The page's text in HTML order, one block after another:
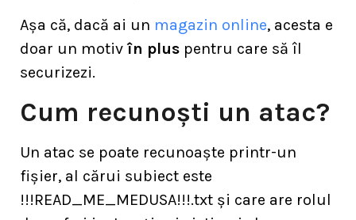
Așa că, dacă ai un magazin online, acesta e
doar un motiv în plus pentru care să îl
securizezi.
Cum recunoști un atac?
Un atac se poate recunoaște printr-un
fișier, al cărui subiect este
!!!READ_ME_MEDUSA!!!.txt și care are rolul